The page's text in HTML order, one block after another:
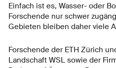
Einfach ist es, Wasser- oder
Forschende nur schwer
Gebieten bleiben daher viele
Forschende der ETH Zürich
Landschaft WSL sowie der